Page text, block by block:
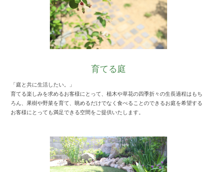
育てる庭
「庭と共に生活したい。」
育てる楽しみを求めるお客様にとって、植木や草花の四季折々の生長過程はもち
ろん、果樹や野菜を育て、眺めるだけでなく食べることのできるお庭を希望する
お客様にとっても満足できる空間をご提供いたします。